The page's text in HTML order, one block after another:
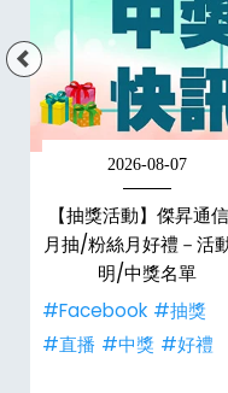
2026-08-07
【抽獎活動】傑昇通
月抽/粉絲月好禮－活
明/中獎名單
#Facebook #抽獎
#直播 #中獎 #好禮